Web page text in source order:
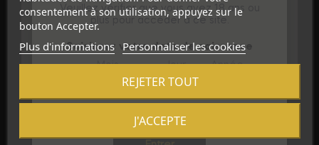
Référence D-211145
Références spécifiques
consentement à son utilisation, appuyez sur le
bouton Accepter.
Plus d'informations Personnaliser les cookies
REJETER TOUT
J'ACCEPTE
Veuillez vérifier que vous avez 18 ans ou
plus pour accéder à ce site.
Saisissez votre date de naissance
Mois
Jour Année
Sortie